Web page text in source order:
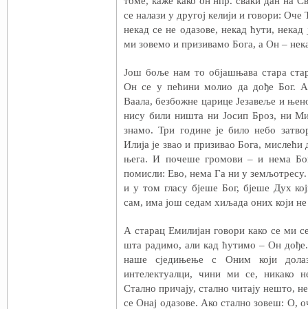
се налази у другој келији и говори: Оче
некад се не одазове, некад ћути, некад
ми зовемо и призивамо Бога, а Он –
Још боље нам то објашњава стара
Он се у пећини молио да дође Бог.
Ваала, безбожне царице Језавеље и
нису били ништа ни Јосип Броз, ни
знамо. Три године је било небо
Илија је звао и призивао Бога,
њега. И почеше громови – и нема
помисли: Ево, нема Га ни у земљотресу.
и у том гласу бјеше Бог, бјеше Дух
сам, има још седам хиљада оних који
А старац Емилијан говори како се ми
шта радимо, али кад ћутимо – Он
наше сједињење с Оним који
интелектуалци, чини ми се, никако
Стално причају, стално читају нешто,
се Онај одазове. Ако стално зовеш: О,